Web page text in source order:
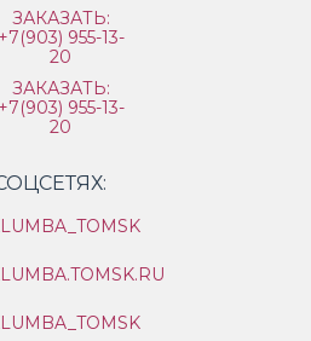
ЗАКАЗАТЬ:
+7(903) 955-13-
20
ЗАКАЗАТЬ:
+7(903) 955-13-
20